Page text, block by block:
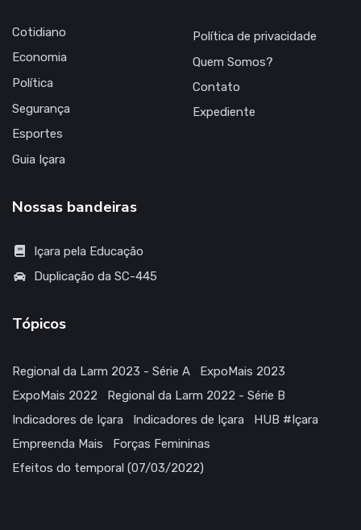
Cotidiano
Economia
Política
Segurança
Esportes
Guia Içara
Política de privacidade
Quem Somos?
Contato
Expediente
Nossas bandeiras
Içara pela Educação
Duplicação da SC-445
Tópicos
Regional da Larm 2023 - Série A
ExpoMais 2023
ExpoMais 2022
Regional da Larm 2022 - Série B
Indicadores de Içara
Indicadores de Içara
HUB #Içara
Empreenda Mais
Forças Femininas
Efeitos do temporal (07/03/2022)